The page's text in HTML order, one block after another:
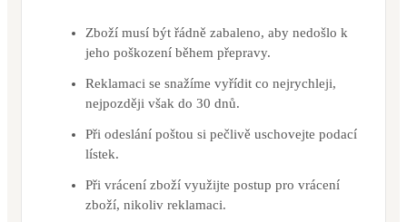
Zboží musí být řádně zabaleno, aby nedošlo k
jeho poškození během přepravy.
Reklamaci se snažíme vyřídit co nejrychleji,
nejpozději však do 30 dnů.
Při odeslání poštou si pečlivě uschovejte podací
lístek.
Při vrácení zboží využijte postup pro vrácení
zboží, nikoliv reklamaci.